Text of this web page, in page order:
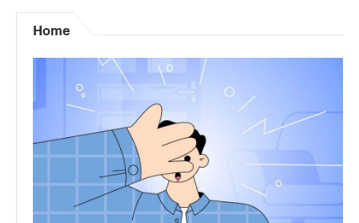
Home